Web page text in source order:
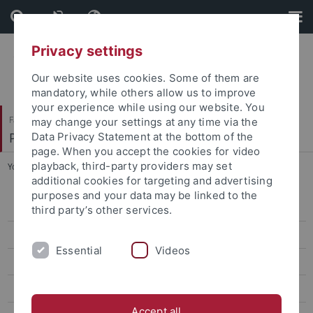
Skip
to
content
Skip
to
footer
Faculty of Humanities
Prof. Dr. Dorothee Kimmich
You are here: Home ... Sujets
Sujet scientifique du CDFA
Organisation et programme
Privacy settings
Our website uses cookies. Some of them are
mandatory, while others allow us to improve
your experience while using our website. You
may change your settings at any time via the
Data Privacy Statement at the bottom of the
page. When you accept the cookies for video
playback, third-party providers may set
additional cookies for targeting and advertising
purposes and your data may be linked to the
third party’s other services.
Essential Videos